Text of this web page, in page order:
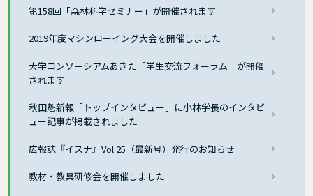
第158回「森林科学セミナー」が開催されます
2019年度マシンローイング大会を開催しました
大学コンソーシアムあきた「学生交流フォーラム」が開催
されます
秋田魁新報「トップインタビュー」に小林学長のインタビ
ュー記事が掲載されました
広報誌『イスナ』Vol.25（最新号）発行のお知らせ
教材・教具研修会を開催しました